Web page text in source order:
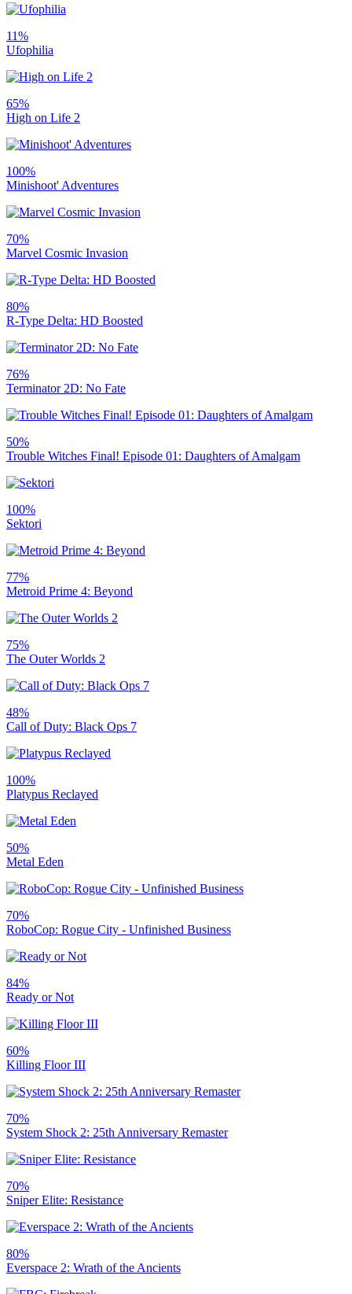
11%
Ufophilia
65%
High on Life 2
100%
Minishoot' Adventures
70%
Marvel Cosmic Invasion
80%
R-Type Delta: HD Boosted
76%
Terminator 2D: No Fate
50%
Trouble Witches Final! Episode 01: Daughters of Amalgam
100%
Sektori
77%
Metroid Prime 4: Beyond
75%
The Outer Worlds 2
48%
Call of Duty: Black Ops 7
100%
Platypus Reclayed
50%
Metal Eden
70%
RoboCop: Rogue City - Unfinished Business
84%
Ready or Not
60%
Killing Floor III
70%
System Shock 2: 25th Anniversary Remaster
70%
Sniper Elite: Resistance
80%
Everspace 2: Wrath of the Ancients